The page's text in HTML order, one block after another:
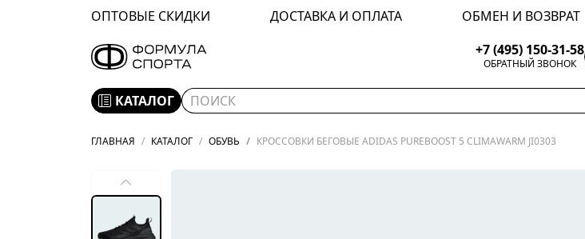
ОПТОВЫЕ СКИДКИ ДОСТАВКА И ОПЛАТА ОБМЕН И ВОЗВРАТ
+7 (495) 150-31-58
ОБРАТНЫЙ ЗВОНОК
КАТАЛОГ
ГЛАВНАЯ КАТАЛОГ ОБУВЬ КРОССОВКИ БЕГОВЫЕ ADIDAS PUREBOOST 5 CLIMAWARM JI0303